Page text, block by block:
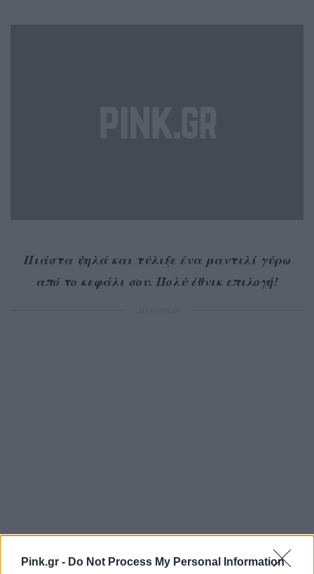
Pink.gr - Do Not Process My Personal Information
Πιάστα ψηλά και τύλιξε ένα μαντιλί γύρω
από το κεφάλι σου. Πολύ έθνικ επιλογή!